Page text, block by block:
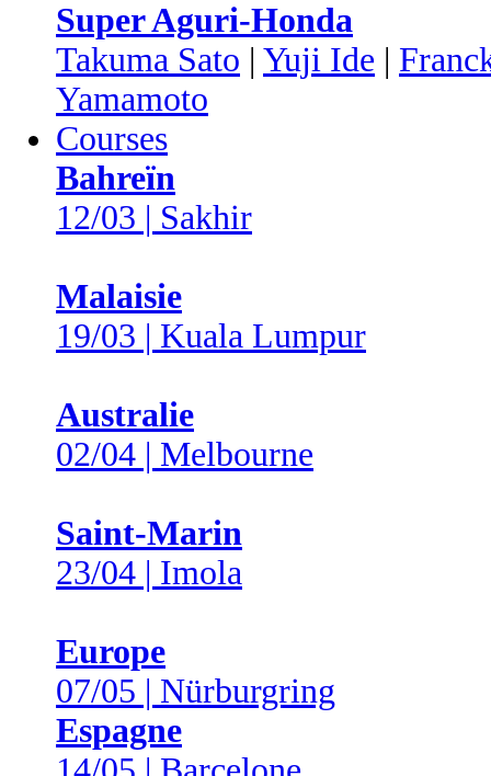
Super Aguri-Honda
Takuma Sato | Yuji Ide |
Yamamoto
Courses
Bahreïn
12/03 | Sakhir
Malaisie
19/03 | Kuala Lumpur
Australie
02/04 | Melbourne
Saint-Marin
23/04 | Imola
Europe
07/05 | Nürburgring
Espagne